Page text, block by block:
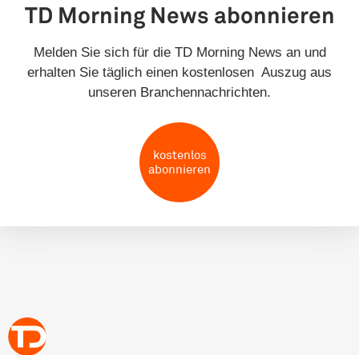
TD Morning News abonnieren
Melden Sie sich für die TD Morning News an und
erhalten Sie täglich einen kostenlosen Auszug aus
unseren Branchennachrichten.
kostenlos
abonnieren